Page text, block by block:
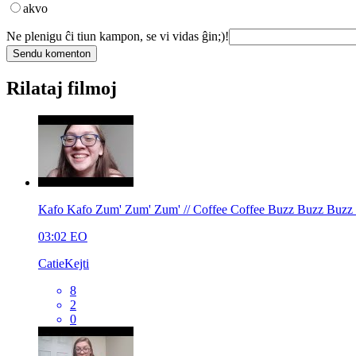
akvo
Ne plenigu ĉi tiun kampon, se vi vidas ĝin;)!
Rilataj filmoj
Kafo Kafo Zum' Zum' Zum' // Coffee Coffee Buzz Buzz Buzz
03:02 EO
CatieKejti
8
2
0